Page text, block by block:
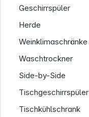
Geschirrspüler
Herde
Weinklimaschränke
Waschtrockner
Side-by-Side
Tischgeschirrspüler
Tischkühlschrank